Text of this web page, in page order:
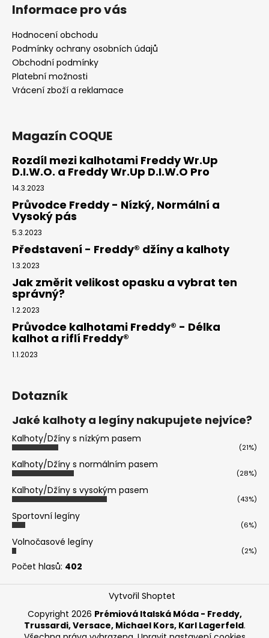
Informace pro vás
Hodnocení obchodu
Podmínky ochrany osobních údajů
Obchodní podmínky
Platební možnosti
Vrácení zboží a reklamace
Magazín COQUE
Rozdíl mezi kalhotami Freddy Wr.Up
D.I.W.O. a Freddy Wr.Up D.I.W.O Pro
14.3.2023
Průvodce Freddy - Nízký, Normální a
Vysoký pás
5.3.2023
Představení - Freddy® džíny a kalhoty
1.3.2023
Jak změrit velikost opasku a vybrat ten
správný?
1.2.2023
Průvodce kalhotami Freddy® - Délka
kalhot a riflí Freddy®
1.1.2023
Dotazník
Jaké kalhoty a legíny nakupujete nejvíce?
Kalhoty/Džíny s nízkým pasem
(21%)
Kalhoty/Džíny s normálním pasem
(28%)
Kalhoty/Džíny s vysokým pasem
(43%)
Sportovní legíny
(6%)
Volnočasové legíny
(2%)
Počet hlasů: 402
Vytvořil Shoptet
Copyright 2026 Prémiová Italská Móda - Freddy,
Trussardi, Versace, Michael Kors, Karl Lagerfeld.